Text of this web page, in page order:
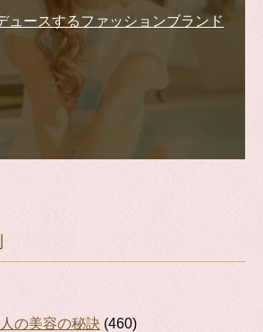
ュースするファッションブランド
の美容の秘訣 (460)